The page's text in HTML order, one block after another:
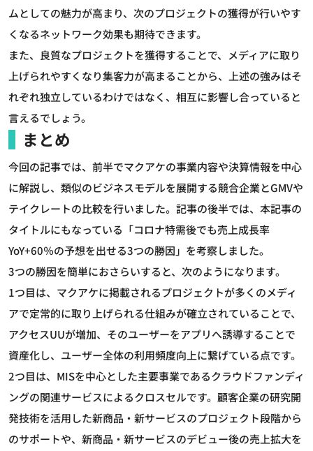
ムとしての魅力が高まり、次のプロジェクトの獲得が行いやす
くなるネットワーク効果も期待できます。
また、良質なプロジェクトを獲得することで、メディアに取り
上げられやすくなり集客力が高まることから、上述の強みはそ
れぞれ独立しているわけではなく、相互に影響し合っていると
言えるでしょう。
まとめ
今回の記事では、前半でマクアケの事業内容や決算情報を中心
に解説し、類似のビジネスモデルを展開する競合企業とGMVや
テイクレートの比較を行いました。記事の後半では、本記事の
タイトルにもなっている「コロナ特需後でも売上成長率
YoY+60％の予想を出せる3つの勝因」を考察しました。
3つの勝因を簡単におさらいすると、次のようになります。
1つ目は、マクアケに掲載されるプロジェクトが多くのメディ
アで定常的に取り上げられる仕組みが確立されていることで、
アクセスUUが増加、そのユーザーをアプリへ誘導することで
資産化し、ユーザー全体の利用頻度向上に繋げている点です。
2つ目は、MISを中心とした主要事業であるクラウドファンディ
ングの関連サービスによるクロスセルです。顧客企業の研究開
発技術を活用した新商品・新サービスのプロジェクト段階から
のサポートや、新商品・新サービスのデビュー後の売上拡大を